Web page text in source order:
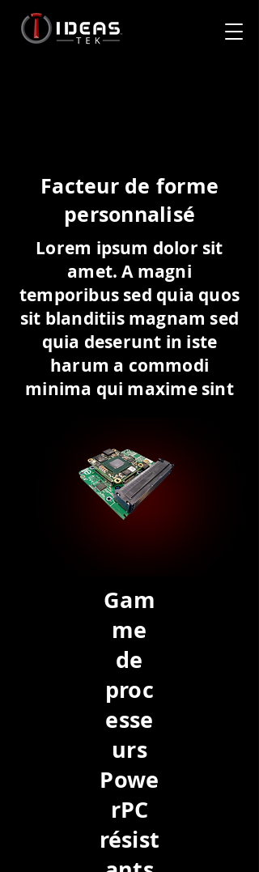
Facteur de forme
personnalisé
Lorem ipsum dolor sit
amet. A magni
temporibus sed quia quos
sit blanditiis magnam sed
quia deserunt in iste
harum a commodi
minima qui maxime sint
Gam
me
de
proc
esse
urs
Powe
rPC
résist